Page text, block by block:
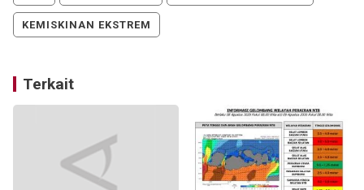
KEMISKINAN EKSTREM
Terkait